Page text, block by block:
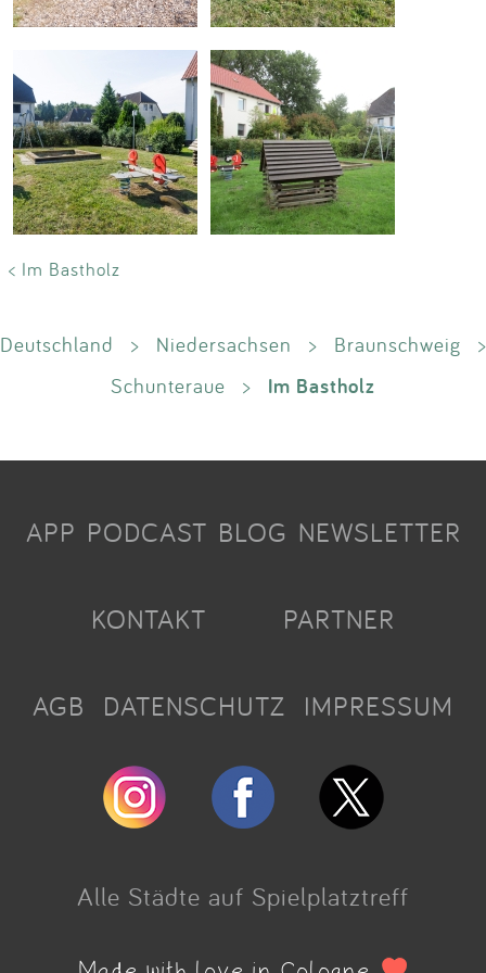
< Im Bastholz
Deutschland > Niedersachsen > Braunschweig
>
Schunteraue
> Im Bastholz
APP PODCAST BLOG NEWSLETTER
KONTAKT PARTNER
AGB DATENSCHUTZ IMPRESSUM
Alle Städte auf Spielplatztreff